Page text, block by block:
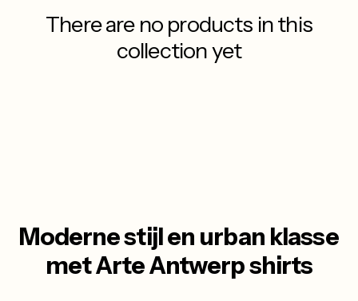
There are no products in this
collection yet
Moderne stijl en urban klasse
met Arte Antwerp shirts